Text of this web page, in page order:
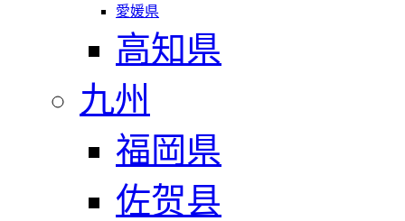
愛媛県
高知県
九州
福岡県
佐贺县